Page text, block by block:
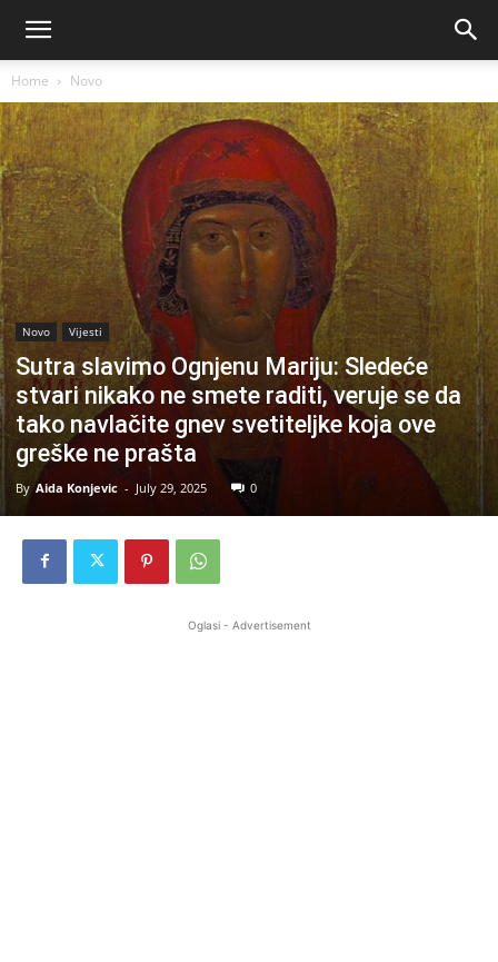
Home Novo
Novo Vijesti
Sutra slavimo Ognjenu Mariju: Sledeće
stvari nikako ne smete raditi, veruje se da
tako navlačite gnev svetiteljke koja ove
greške ne prašta
By Aida Konjevic - July 29, 2025 0
Oglasi - Advertisement